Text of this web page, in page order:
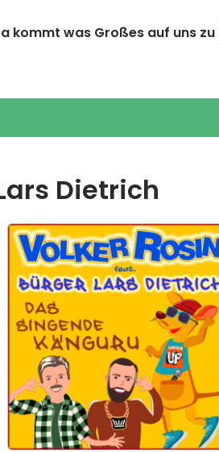
kommt was Großes auf uns zu
Dietrich